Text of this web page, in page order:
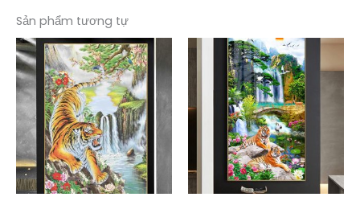
Sản phẩm tương tự